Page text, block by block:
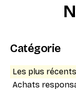
Catégorie
Les plus récents
Achats